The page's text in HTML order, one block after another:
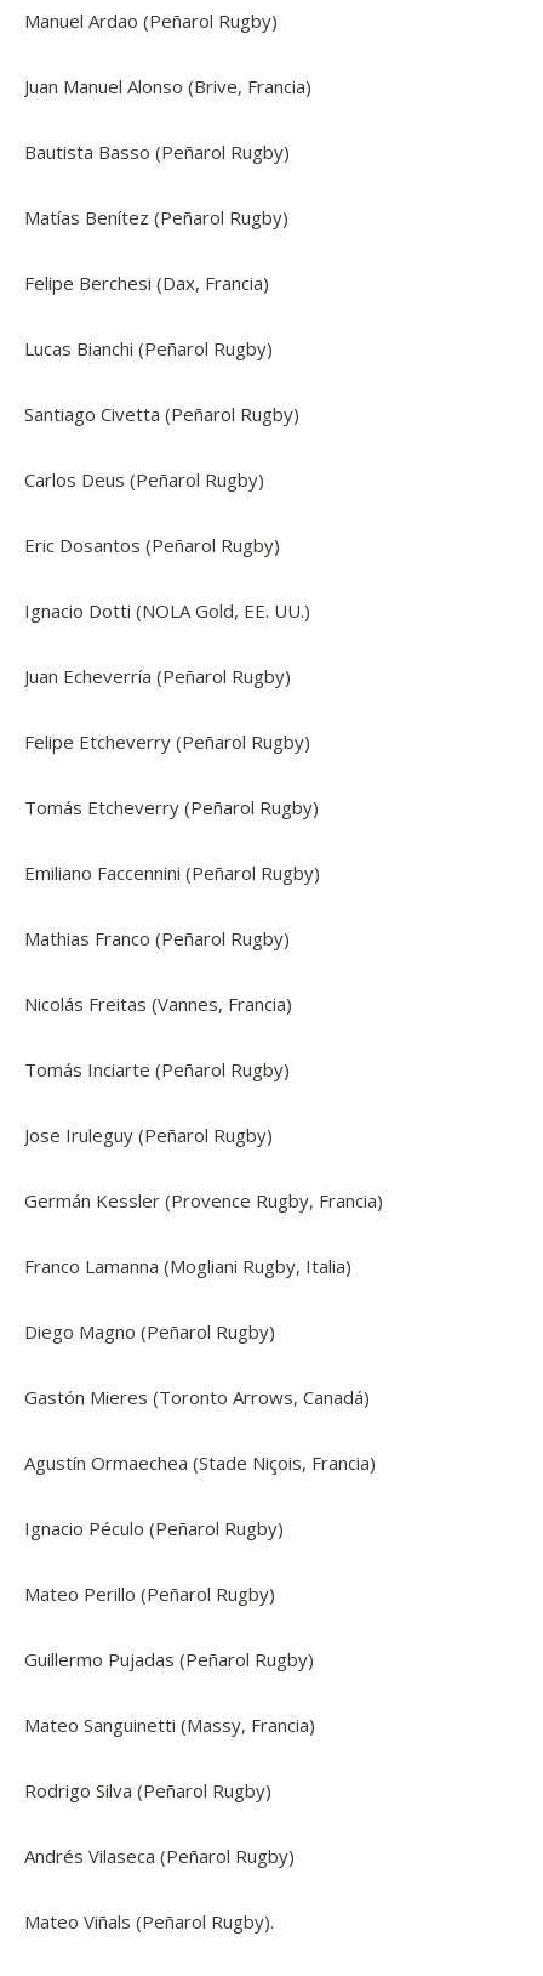
Manuel Ardao (Peñarol Rugby)
Juan Manuel Alonso (Brive, Francia)
Bautista Basso (Peñarol Rugby)
Matías Benítez (Peñarol Rugby)
Felipe Berchesi (Dax, Francia)
Lucas Bianchi (Peñarol Rugby)
Santiago Civetta (Peñarol Rugby)
Carlos Deus (Peñarol Rugby)
Eric Dosantos (Peñarol Rugby)
Ignacio Dotti (NOLA Gold, EE. UU.)
Juan Echeverría (Peñarol Rugby)
Felipe Etcheverry (Peñarol Rugby)
Tomás Etcheverry (Peñarol Rugby)
Emiliano Faccennini (Peñarol Rugby)
Mathias Franco (Peñarol Rugby)
Nicolás Freitas (Vannes, Francia)
Tomás Inciarte (Peñarol Rugby)
Jose Iruleguy (Peñarol Rugby)
Germán Kessler (Provence Rugby, Francia)
Franco Lamanna (Mogliani Rugby, Italia)
Diego Magno (Peñarol Rugby)
Gastón Mieres (Toronto Arrows, Canadá)
Agustín Ormaechea (Stade Niçois, Francia)
Ignacio Péculo (Peñarol Rugby)
Mateo Perillo (Peñarol Rugby)
Guillermo Pujadas (Peñarol Rugby)
Mateo Sanguinetti (Massy, Francia)
Rodrigo Silva (Peñarol Rugby)
Andrés Vilaseca (Peñarol Rugby)
Mateo Viñals (Peñarol Rugby).